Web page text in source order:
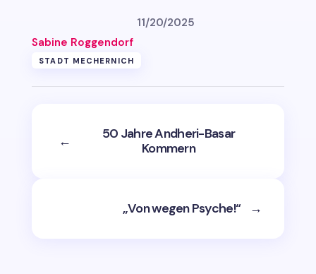
Sabine Roggendorf
11/20/2025
STADT MECHERNICH
←
50 Jahre Andheri-Basar
Kommern
„Von wegen Psyche!“ →